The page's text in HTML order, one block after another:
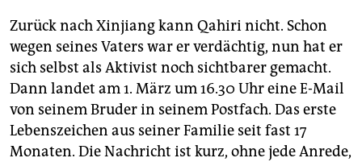
Zurück nach Xinjiang kann Qahiri nicht. Schon
wegen seines Vaters war er verdächtig, nun hat er
sich selbst als Aktivist noch sichtbarer gemacht.
Dann landet am 1. März um 16.30 Uhr eine E-Mail
von seinem Bruder in seinem Postfach. Das erste
Lebenszeichen aus seiner Familie seit fast 17
Monaten. Die Nachricht ist kurz, ohne jede Anrede,